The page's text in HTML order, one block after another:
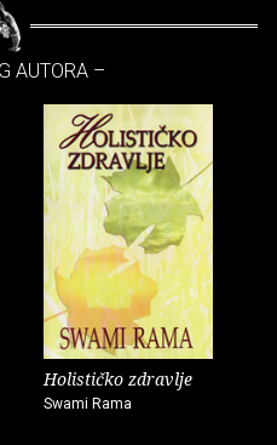
AUTORA –
Holističko zdravlje
Swami Rama